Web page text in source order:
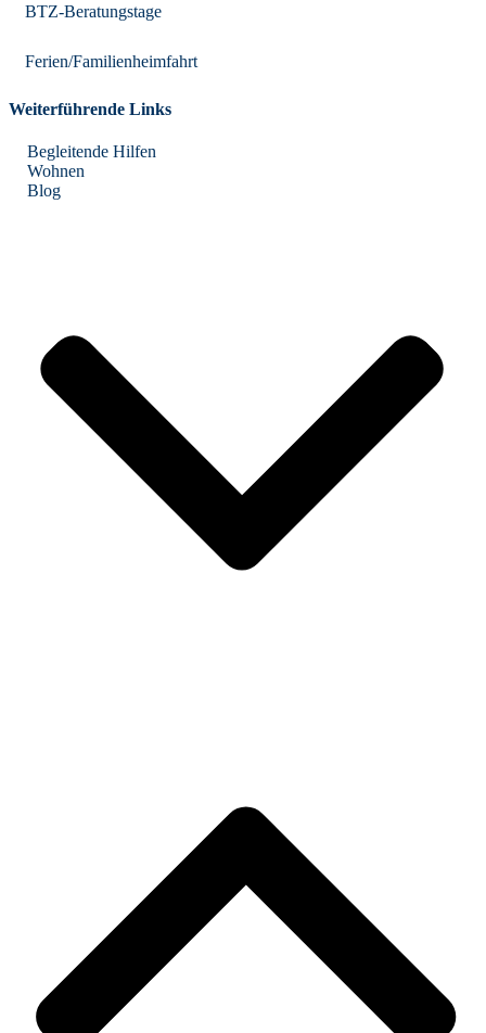
BTZ-Beratungstage
Ferien/Familienheimfahrt
Weiterführende Links
Begleitende Hilfen
Wohnen
Blog